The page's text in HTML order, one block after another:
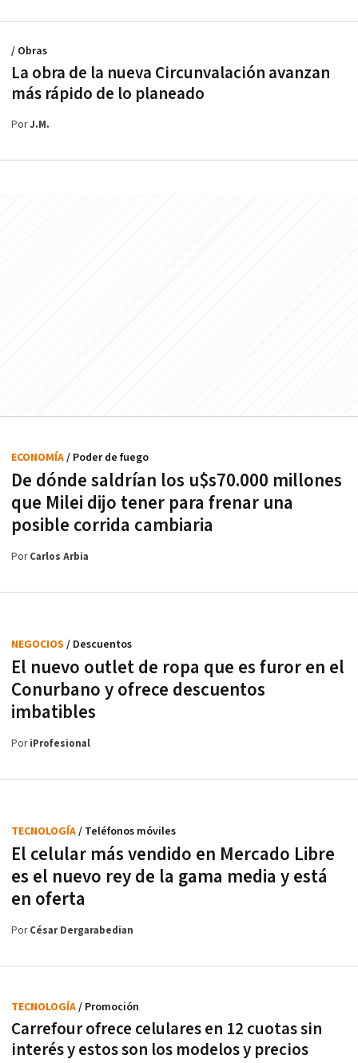
La obra de la nueva Circunvalación avanzan
más rápido de lo planeado
/ Obras
PorJ.M.
De dónde saldrían los u$s70.000 millones
que Milei dijo tener para frenar una
posible corrida cambiaria
ECONOMÍA/ Poder de fuego
PorCarlos Arbia
El nuevo outlet de ropa que es furor en el
Conurbano y ofrece descuentos
imbatibles
NEGOCIOS / Descuentos
PoriProfesional
El celular más vendido en Mercado Libre
es el nuevo rey de la gama media y está
en oferta
TECNOLOGÍA/ Teléfonos móviles
PorCésar Dergarabedian
Carrefour ofrece celulares en 12 cuotas sin
interés y estos son los modelos y precios
TECNOLOGÍA/ Promoción